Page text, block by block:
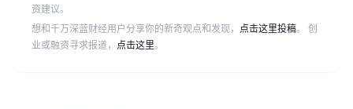
资建议。
想和千万深蓝财经用户分享你的新奇观点和发现， 点击这里投稿。 创
业或融资寻求报道， 点击这里。